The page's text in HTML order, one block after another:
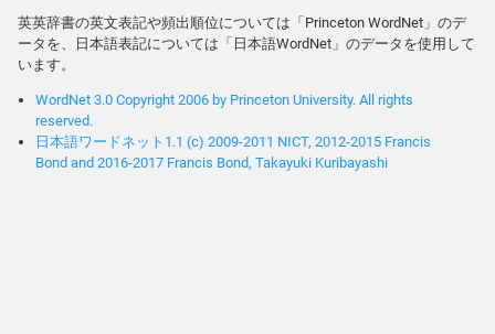
英英辞書の英文表記や頻出順位については「Princeton WordNet」のデ
ータを、日本語表記については「日本語WordNet」のデータを使用して
います。
WordNet 3.0 Copyright 2006 by Princeton University. All rights
reserved.
日本語ワードネット1.1 (c) 2009-2011 NICT, 2012-2015 Francis
Bond and 2016-2017 Francis Bond, Takayuki Kuribayashi